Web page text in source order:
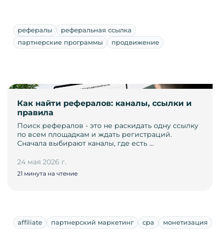
рефералы
реферальная ссылка
партнерские программы
продвижение
Как найти рефералов: каналы, ссылки и
правила
Поиск рефералов - это не раскидать одну ссылку
по всем площадкам и ждать регистраций.
Сначала выбирают каналы, где есть …
24 мая 2026 г.
21 минута на чтение
affiliate партнерский маркетинг cpa монетизация